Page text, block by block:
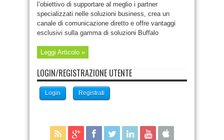
l’obiettivo di supportare al meglio i partner
specializzati nelle soluzioni business, crea un
canale di comunicazione diretto e offre vantaggi
esclusivi sulla gamma di soluzioni Buffalo
Leggi Articolo »
LOGIN/REGISTRAZIONE UTENTE
Login Registrati